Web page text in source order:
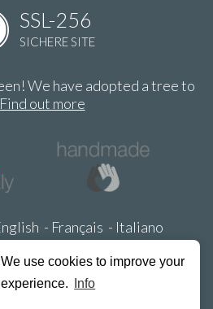
We use cookies to improve your
experience.
Info
SSL-256
SICHERE SITE
We have adopted a tree to
Find out more
- Français - Italiano
auto, accessori auto MADE IN
Accoundoirs -
IT02178470353